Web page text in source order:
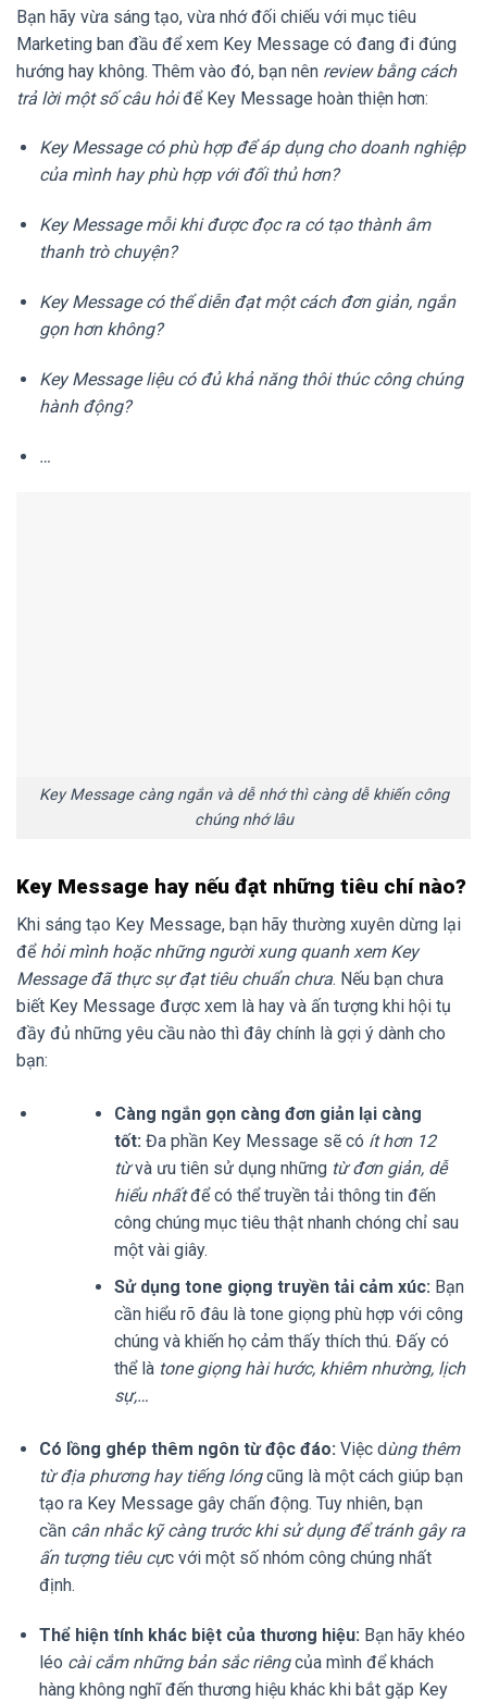
Bạn hãy vừa sáng tạo, vừa nhớ đối chiếu với mục tiêu
Marketing ban đầu để xem Key Message có đang đi đúng
hướng hay không. Thêm vào đó, bạn nên review bằng cách
trả lời một số câu hỏiđể Key Message hoàn thiện hơn:
Key Message có phù hợp để áp dụng cho doanh nghiệp
của mình hay phù hợp với đối thủ hơn?
Key Message mỗi khi được đọc ra có tạo thành âm
thanh trò chuyện?
Key Message có thể diễn đạt một cách đơn giản, ngắn
gọn hơn không?
Key Message liệu có đủ khả năng thôi thúc công chúng
hành động?
…
Key Message càng ngắn và dễ nhớ thì càng dễ khiến công
chúng nhớ lâu
Key Message hay nếu đạt những tiêu chí nào?
Khi sáng tạo Key Message, bạn hãy thường xuyên dừng lại
để hỏi mình hoặc những người xung quanh xem Key
Message đã thực sự đạt tiêu chuẩn chưa. Nếu bạn chưa
biết Key Message được xem là hay và ấn tượng khi hội tụ
đầy đủ những yêu cầu nào thì đây chính là gợi ý dành cho
bạn:
Càng ngắn gọn càng đơn giản lại càng
tốt: Đa phần Key Message sẽ có ít hơn 12
từvà ưu tiên sử dụng những từ đơn giản, dễ
hiểu nhấtđể có thể truyền tải thông tin đến
công chúng mục tiêu thật nhanh chóng chỉ sau
một vài giây.
Sử dụng tone giọng truyền tải cảm xúc: Bạn
cần hiểu rõ đâu là tone giọng phù hợp với công
chúng và khiến họ cảm thấy thích thú. Đấy có
thể là tone giọng hài hước, khiêm nhường, lịch
sự,…
Có lồng ghép thêm ngôn từ độc đáo: Việc dùng thêm
từ địa phương hay tiếng lóngcũng là một cách giúp bạn
tạo ra Key Message gây chấn động. Tuy nhiên, bạn
cầncân nhắc kỹ càng trước khi sử dụng để tránh gây ra
ấn tượng tiêu cực với một số nhóm công chúng nhất
định.
Thể hiện tính khác biệt của thương hiệu: Bạn hãy khéo
léo cài cắm những bản sắc riêngcủa mình để khách
hàng không nghĩ đến thương hiệu khác khi bắt gặp Key